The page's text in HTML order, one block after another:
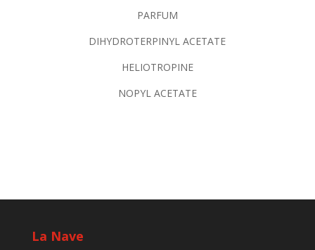
PARFUM
DIHYDROTERPINYL ACETATE
HELIOTROPINE
NOPYL ACETATE
La Nave